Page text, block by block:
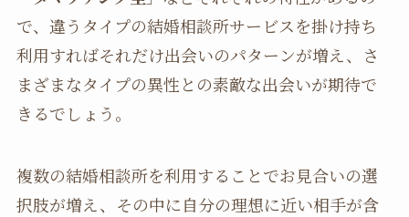
で、違うタイプの結婚相談所サービスを掛け持ち
利用すればそれだけ出会いのパターンが増え、さ
まざまなタイプの異性との素敵な出会いが期待で
きるでしょう。
複数の結婚相談所を利用することでお見合いの選
択肢が増え、その中に自分の理想に近い相手が含